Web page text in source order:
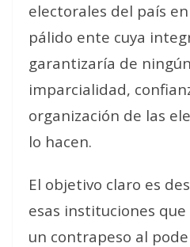
electorales del país
pálido ente cuya
garantizaría de
imparcialidad,
organización de las
lo hacen.
El objetivo claro es
esas instituciones
un contrapeso al